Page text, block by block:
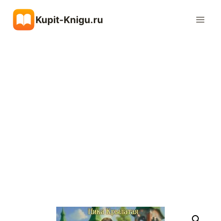
содержимому
Kupit-Knigu.ru